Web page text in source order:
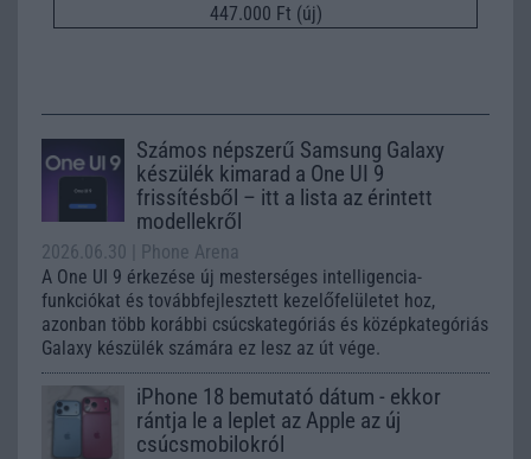
447.000 Ft (új)
Számos népszerű Samsung Galaxy
készülék kimarad a One UI 9
frissítésből – itt a lista az érintett
modellekről
2026.06.30
| Phone Arena
A One UI 9 érkezése új mesterséges intelligencia-
funkciókat és továbbfejlesztett kezelőfelületet hoz,
azonban több korábbi csúcskategóriás és középkategóriás
Galaxy készülék számára ez lesz az út vége.
iPhone 18 bemutató dátum - ekkor
rántja le a leplet az Apple az új
csúcsmobilokról